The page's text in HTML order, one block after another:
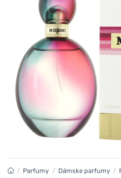
/ Parfumy / Dámske parfumy /